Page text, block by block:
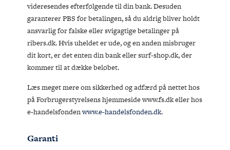
videresendes efterfølgende til din bank. Desuden
garanterer PBS for betalingen, så du aldrig bliver holdt
ansvarlig for falske eller svigagtige betalinger på
ribers.dk. Hvis uheldet er ude, og en anden misbruger
dit kort, er det enten din bank eller surf-shop.dk, der
kommer til at dække beløbet.
Læs meget mere om sikkerhed og adfærd på nettet hos
på Forbrugerstyrelsens hjemmeside www.fs.dk eller hos
e-handelsfondenwww.e-handelsfonden.dk.
Garanti